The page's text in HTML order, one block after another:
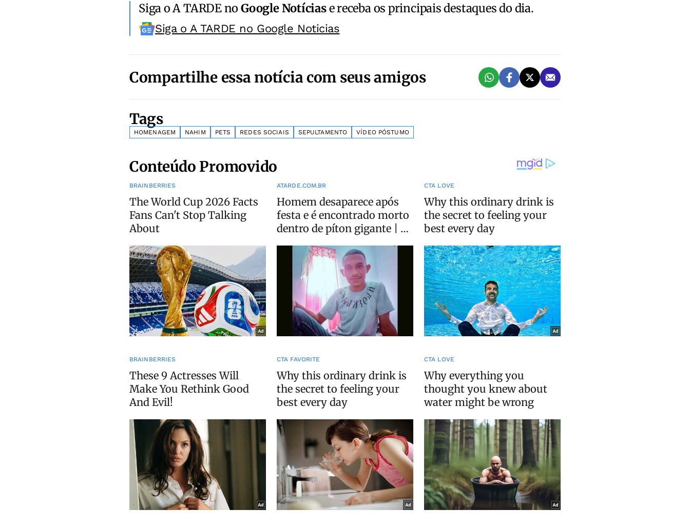
Siga o A TARDE noGoogle Notíciase receba os principais destaques do dia.
Siga o A TARDE no Google Noticias
Compartilhe essa notícia com seus amigos
Tags
HOMENAGEM NAHIM PETS REDES SOCIAIS SEPULTAMENTO VÍDEO PÓSTUMO